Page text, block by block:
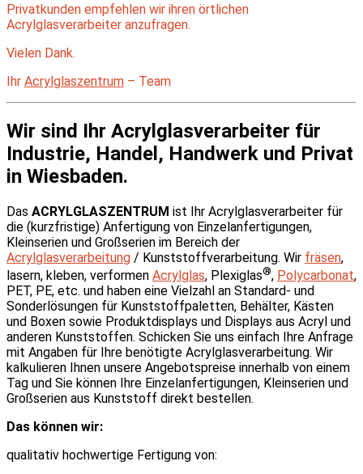
Privatkunden empfehlen wir ihren örtlichen
Acrylglasverarbeiter anzufragen.
Vielen Dank.
Ihr Acrylglaszentrum – Team
Wir sind Ihr Acrylglasverarbeiter für
Industrie, Handel, Handwerk und Privat
in Wiesbaden.
Das ACRYLGLASZENTRUM ist Ihr Acrylglasverarbeiter für
die (kurzfristige) Anfertigung von Einzelanfertigungen,
Kleinserien und Großserien im Bereich der
Acrylglasverarbeitung / Kunststoffverarbeitung. Wir fräsen,
lasern, kleben, verformen Acrylglas, Plexiglas®, Polycarbonat,
PET, PE, etc. und haben eine Vielzahl an Standard- und
Sonderlösungen für Kunststoffpaletten, Behälter, Kästen
und Boxen sowie Produktdisplays und Displays aus Acryl und
anderen Kunststoffen. Schicken Sie uns einfach Ihre Anfrage
mit Angaben für Ihre benötigte Acrylglasverarbeitung. Wir
kalkulieren Ihnen unsere Angebotspreise innerhalb von einem
Tag und Sie können Ihre Einzelanfertigungen, Kleinserien und
Großserien aus Kunststoff direkt bestellen.
Das können wir:
qualitativ hochwertige Fertigung von: